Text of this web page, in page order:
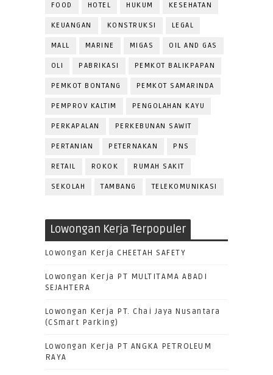
FOOD HOTEL HUKUM KESEHATAN
KEUANGAN KONSTRUKSI LEGAL
MALL MARINE MIGAS OIL AND GAS
OLI PABRIKASI PEMKOT BALIKPAPAN
PEMKOT BONTANG PEMKOT SAMARINDA
PEMPROV KALTIM PENGOLAHAN KAYU
PERKAPALAN PERKEBUNAN SAWIT
PERTANIAN PETERNAKAN PNS
RETAIL ROKOK RUMAH SAKIT
SEKOLAH TAMBANG TELEKOMUNIKASI
Lowongan Kerja Terpopuler
Lowongan Kerja CHEETAH SAFETY
Lowongan Kerja PT MULTITAMA ABADI
SEJAHTERA
Lowongan Kerja PT. Chai Jaya Nusantara
(CSmart Parking)
Lowongan Kerja PT ANGKA PETROLEUM
RAYA